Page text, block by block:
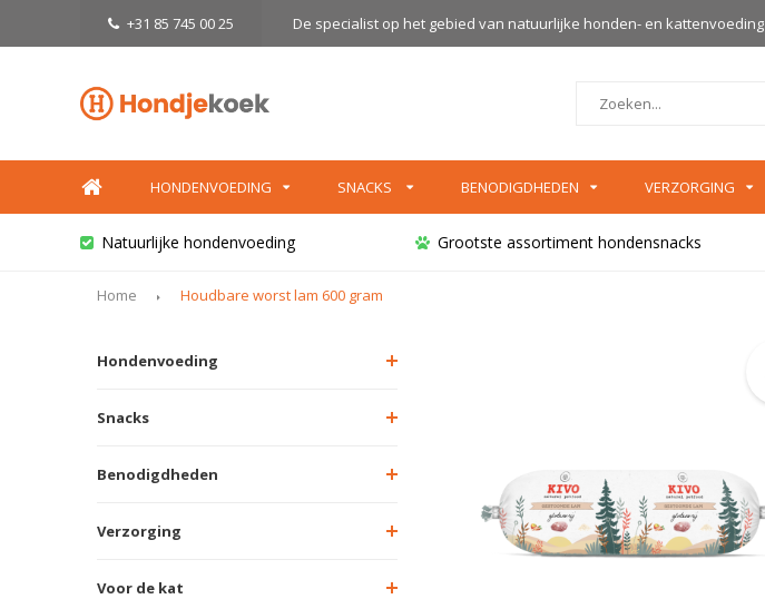
+31 85 745 00 25 De specialist op het gebied van natuurlijke honden- en kattenvoeding
HONDENVOEDING SNACKS BENODIGDHEDEN VERZORGING
Natuurlijke hondenvoeding Grootste assortiment hondensnacks
Home Houdbare worst lam 600 gram
Hondenvoeding
Snacks
Benodigdheden
Verzorging
Voor de kat